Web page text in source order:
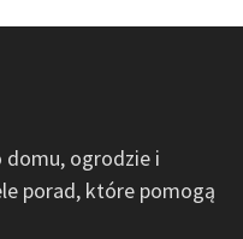
ogrodzie i
porad, które pomogą